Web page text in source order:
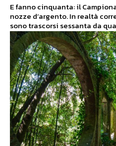
E fanno cinquanta: il
nozze d’argento. In realtà
sono trascorsi sessanta da